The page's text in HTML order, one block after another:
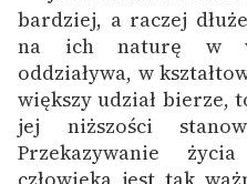
bardziej, a raczej
na ich naturę w
oddziaływa, w
większy udział bierze,
jej niższości
Przekazywanie